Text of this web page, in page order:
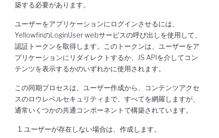
築する必要があります。
ユーザーをアプリケーションにログインさせるには、
YellowfinのLoginUser webサービスの呼び出しを使用して、
認証トークンを取得します。このトークンは、ユーザーをア
プリケーションにリダイレクトするか、JS APIを介してコン
テンツを表示するかのいずれかに使用されます。
この同期プロセスは、ユーザー作成から、コンテンツアクセ
スのロウレベルセキュリティまで、すべてを網羅しますが、
通常いくつかの共通コンポーネントで構築されています。
ユーザーが存在しない場合は、作成します。